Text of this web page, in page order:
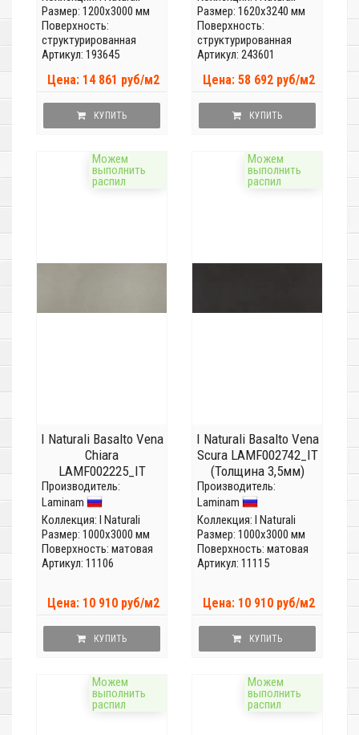
Размер: 1200x3000 мм
Поверхность:
структурированная
Артикул: 193645
Цена: 14 861 руб/м2
КУПИТЬ
Размер: 1620x3240 мм
Поверхность:
структурированная
Артикул: 243601
Цена: 58 692 руб/м2
КУПИТЬ
Можем
выполнить
распил
I Naturali Basalto Vena
Chiara
LAMF002225_IT
(Толщина 3,5мм)
Производитель:
Laminam
Коллекция: I Naturali
Размер: 1000x3000 мм
Поверхность: матовая
Артикул: 11106
Цена: 10 910 руб/м2
КУПИТЬ
Можем
выполнить
распил
I Naturali Basalto Vena
Scura LAMF002742_IT
(Толщина 3,5мм)
Производитель:
Laminam
Коллекция: I Naturali
Размер: 1000x3000 мм
Поверхность: матовая
Артикул: 11115
Цена: 10 910 руб/м2
КУПИТЬ
Можем
выполнить
распил
Можем
выполнить
распил